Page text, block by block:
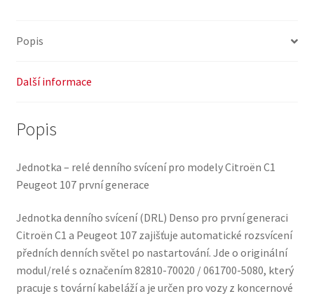
Popis
Další informace
Popis
Jednotka – relé denního svícení pro modely Citroën C1
Peugeot 107 první generace
Jednotka denního svícení (DRL) Denso pro první generaci
Citroën C1 a Peugeot 107 zajišťuje automatické rozsvícení
předních denních světel po nastartování. Jde o originální
modul/relé s označením 82810-70020 / 061700-5080, který
pracuje s tovární kabeláží a je určen pro vozy z koncernové